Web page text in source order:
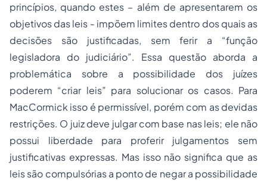
princípios, quando estes – além de apresentarem os
objetivos das leis - impõem limites dentro dos quais as
decisões são justificadas, sem ferir a “função
legisladora do judiciário”. Essa questão aborda a
problemática sobre a possibilidade dos juízes
poderem “criar leis” para solucionar os casos. Para
MacCormick isso é permissível, porém com as devidas
restrições. O juiz deve julgar com base nas leis; ele não
possui liberdade para proferir julgamentos sem
justificativas expressas. Mas isso não significa que as
leis são compulsórias a ponto de negar a possibilidade